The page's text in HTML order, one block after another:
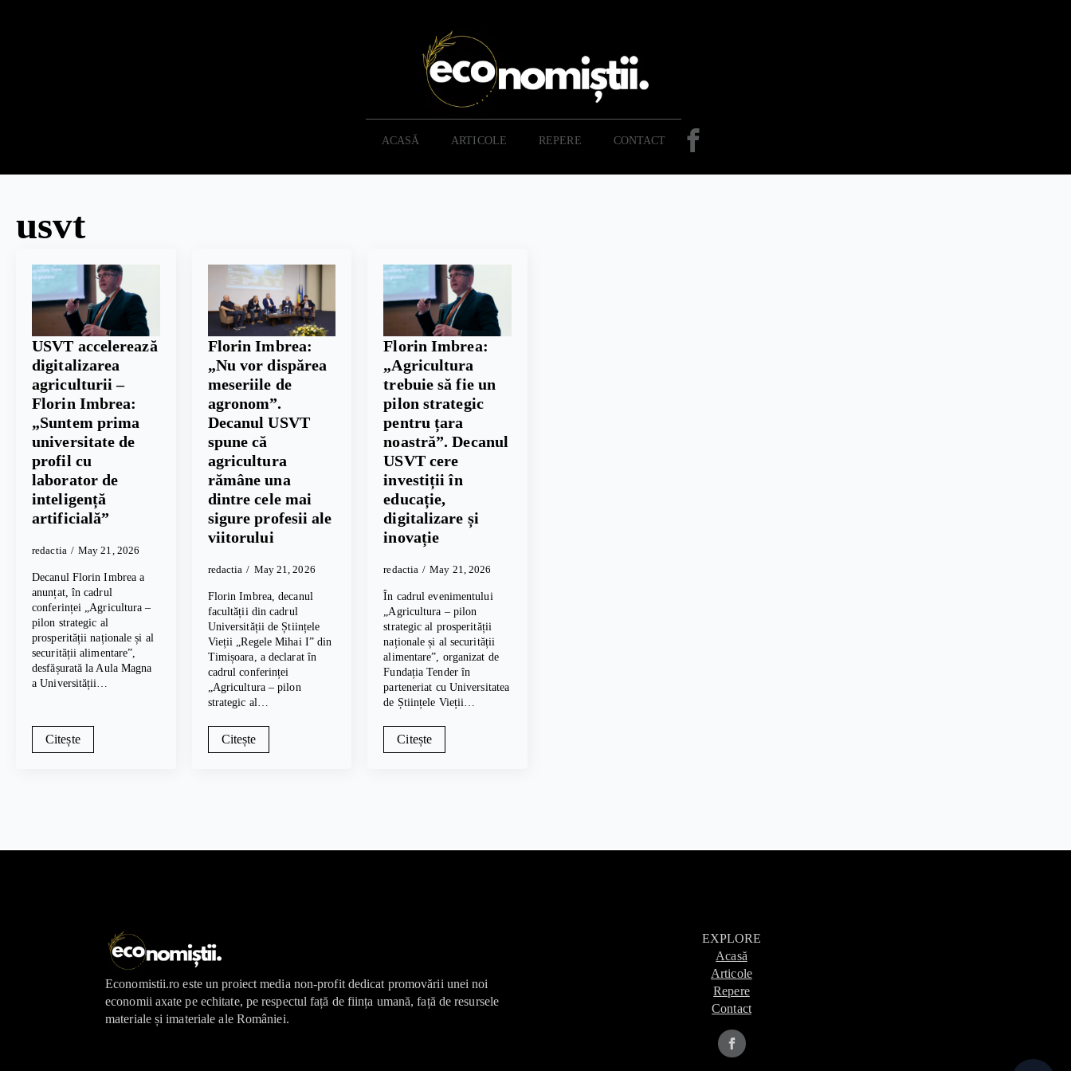
ACASĂ ARTICOLE REPERE CONTACT
usvt
USVT accelerează
digitalizarea
agriculturii –
Florin Imbrea:
„Suntem prima
universitate de
profil cu
laborator de
inteligență
artificială”
redactia May 21, 2026
Decanul Florin Imbrea a
anunțat, în cadrul
conferinței „Agricultura –
pilon strategic al
prosperității naționale și al
securității alimentare”,
desfășurată la Aula Magna
a Universității…
Citește
Florin Imbrea:
„Nu vor dispărea
meseriile de
agronom”.
Decanul USVT
spune că
agricultura
rămâne una
dintre cele mai
sigure profesii ale
viitorului
redactia May 21, 2026
Florin Imbrea, decanul
facultății din cadrul
Universității de Științele
Vieții „Regele Mihai I” din
Timișoara, a declarat în
cadrul conferinței
„Agricultura – pilon
strategic al…
Citește
Florin Imbrea:
„Agricultura
trebuie să fie un
pilon strategic
pentru țara
noastră”. Decanul
USVT cere
investiții în
educație,
digitalizare și
inovație
redactia May 21, 2026
În cadrul evenimentului
„Agricultura – pilon
strategic al prosperității
naționale și al securității
alimentare”, organizat de
Fundația Tender în
parteneriat cu Universitatea
de Științele Vieții…
Citește
Economistii.ro este un proiect media non-profit dedicat promovării unei noi
economii axate pe echitate, pe respectul față de ființa umană, față de resursele
materiale și imateriale ale României.
EXPLORE
Acasă
Articole
Repere
Contact